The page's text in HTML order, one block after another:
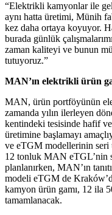
“Elektrikli kamyonlar ile
aynı hatta üretimi, Münih
kez daha ortaya koyuyor.
burada günlük
zaman kaliteyi ve bunun
tutuyoruz.”
MAN’ın elektrikli ürün
MAN, ürün portföyünün
zamanda yılın ilerleyen
kentindeki tesisinde hafif
üretimine başlamayı
ve eTGM modellerinin seri
12 tonluk MAN eTGL’nin
planlanırken, MAN’ın
modeli eTGM de
kamyon ürün gamı, 12 ila
tamamlanacak.